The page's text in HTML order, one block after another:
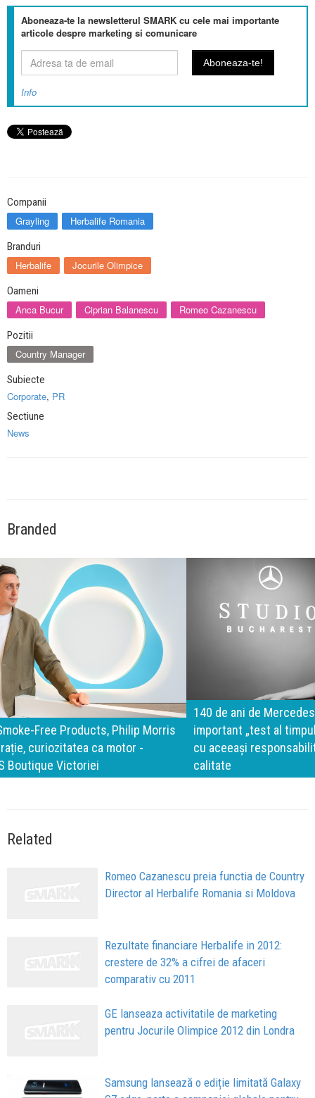
Aboneaza-te la newsletterul SMARK cu cele mai importante
articole despre marketing si comunicare
Info
Companii
Grayling Herbalife Romania
Branduri
Herbalife Jocurile Olimpice
Oameni
Anca Bucur Ciprian Balanescu Romeo Cazanescu
Pozitii
Country Manager
Subiecte
Corporate, PR
Sectiune
News
Branded
140 de ani de Mercedes-Benz. Ramona Pîrlog: Cel mai
important „test al timpului” este să inovăm constant, dar
cu aceeași responsabilitate față de oameni, siguranță și
calitate
Related
Romeo Cazanescu preia functia de Country
Director al Herbalife Romania si Moldova
Rezultate financiare Herbalife in 2012:
crestere de 32% a cifrei de afaceri
comparativ cu 2011
GE lanseaza activitatile de marketing
pentru Jocurile Olimpice 2012 din Londra
Samsung lansează o ediție limitată Galaxy